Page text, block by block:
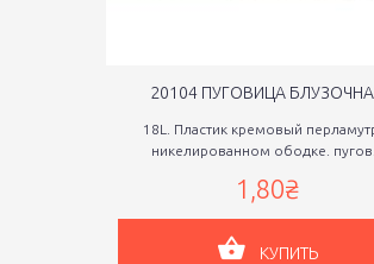
20104 ПУГОВИЦА
18L. Пластик кремовый
никелированном ободке. пугов...
1,80₴
КУПИТЬ